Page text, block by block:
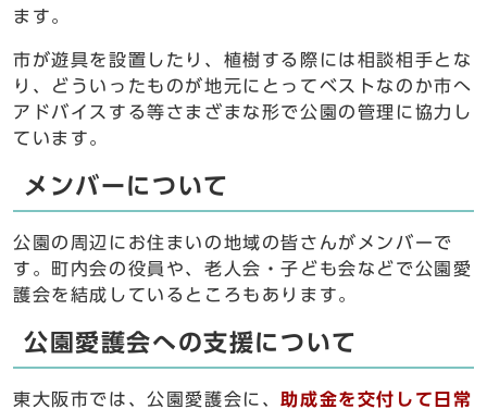
ます。
市が遊具を設置したり、植樹する際には相談相手とな
り、どういったものが地元にとってベストなのか市へ
アドバイスする等さまざまな形で公園の管理に協力し
ています。
メンバーについて
公園の周辺にお住まいの地域の皆さんがメンバーで
す。町内会の役員や、老人会・子ども会などで公園愛
護会を結成しているところもあります。
公園愛護会への支援について
東大阪市では、公園愛護会に、
助成金を交付して日常